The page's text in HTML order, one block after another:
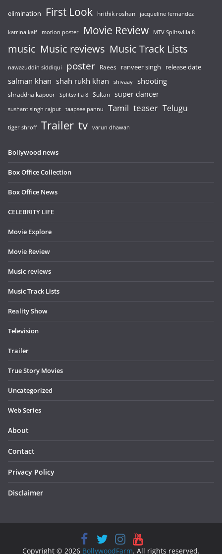
elimination First Look hrithik roshan jacqueline fernandez
katrina kaif motion poster Movie Review MTV Splitsvilla 8
music Music reviews Music Track Lists
nawazuddin siddiqui poster Raees ranveer singh release date
salman khan shah rukh khan shivaay shooting
shraddha kapoor Splitsvilla 8 Sultan super dancer
sushant singh rajput taapsee pannu Tamil teaser Telugu
tiger shroff Trailer tv varun dhawan
Bollywood news
Box Office Collection
Box Office News
CELEBRITY LIFE
Movie Explore
Movie Review
Music reviews
Music Track Lists
Reality Show
Television
Trailer
True Story Movies
Uncategorized
Web Series
About
Contact
Privacy Policy
Disclaimer
Copyright © 2026 BollywoodFarm. All rights reserved.